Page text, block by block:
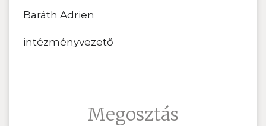
Baráth Adrien
intézményvezető
Megosztás